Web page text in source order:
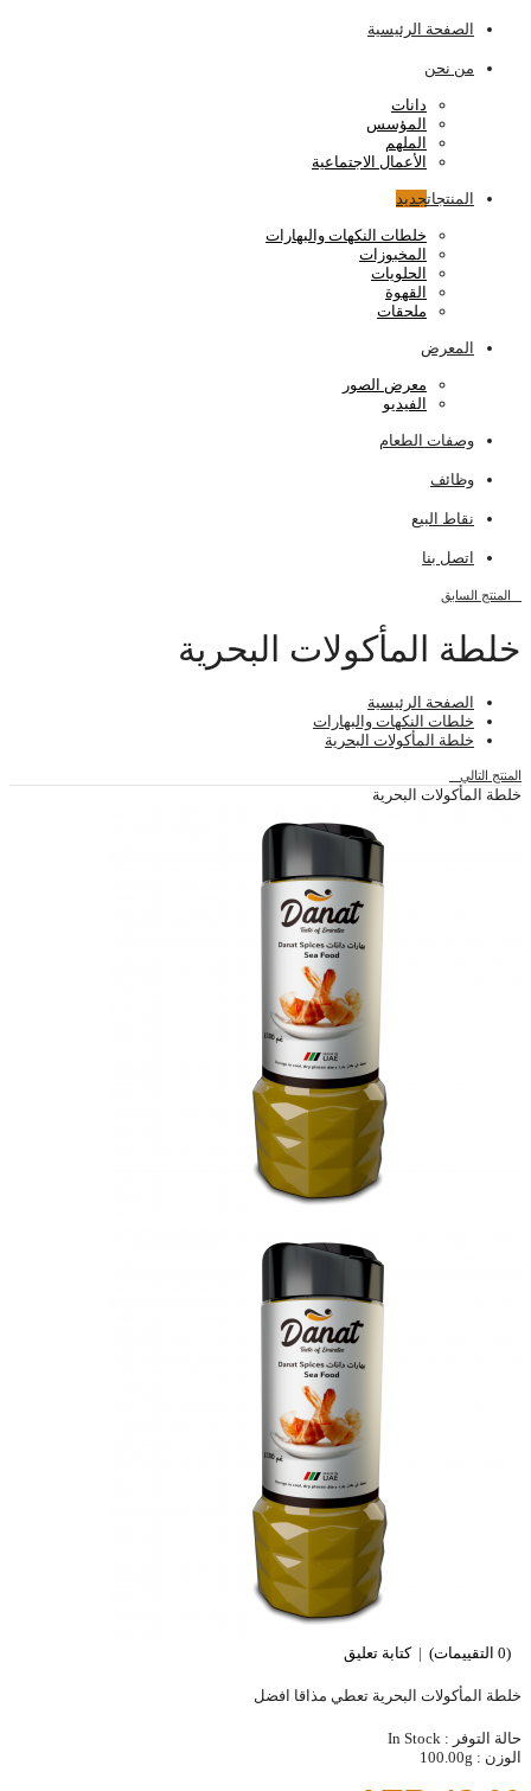
الصفحة الرئيسية
من نحن
دانات
المؤسس
الملهم
الأعمال الاجتماعية
المنتجاتجديد
خلطات النكهات والبهارات
المخبوزات
الحلويات
القهوة
ملحقات
المعرض
معرض الصور
الفيديو
وصفات الطعام
وظائف
نقاط البيع
اتصل بنا
المنتج السابق
خلطة المأكولات البحرية
الصفحة الرئيسية
خلطات النكهات والبهارات
خلطة المأكولات البحرية
المنتج التالي
خلطة المأكولات البحرية
(0 التقييمات) |كتابة تعليق
خلطة المأكولات البحرية تعطي مذاقا افضل
حالة التوفر :
الوزن :